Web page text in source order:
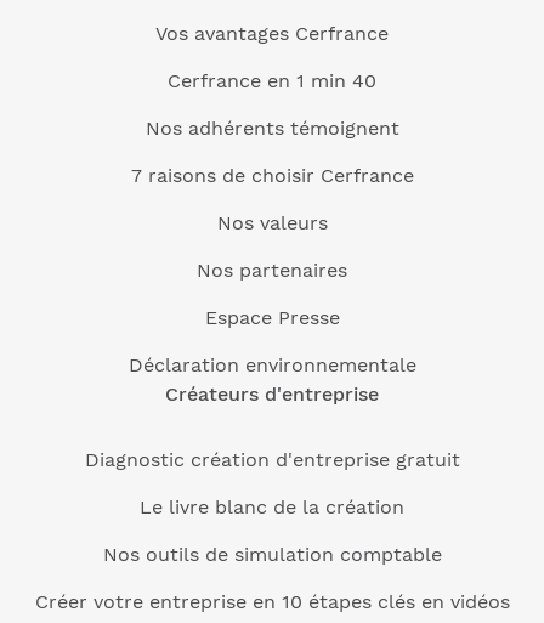
Vos avantages Cerfrance
Cerfrance en 1 min 40
Nos adhérents témoignent
7 raisons de choisir Cerfrance
Nos valeurs
Nos partenaires
Espace Presse
Déclaration environnementale
Créateurs d'entreprise
Diagnostic création d'entreprise gratuit
Le livre blanc de la création
Nos outils de simulation comptable
Créer votre entreprise en 10 étapes clés en vidéos